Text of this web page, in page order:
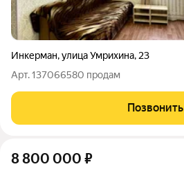
Инкерман,улица Умрихина, 23
Арт. 137066580 продам
Позвонить
8 800 000 ₽